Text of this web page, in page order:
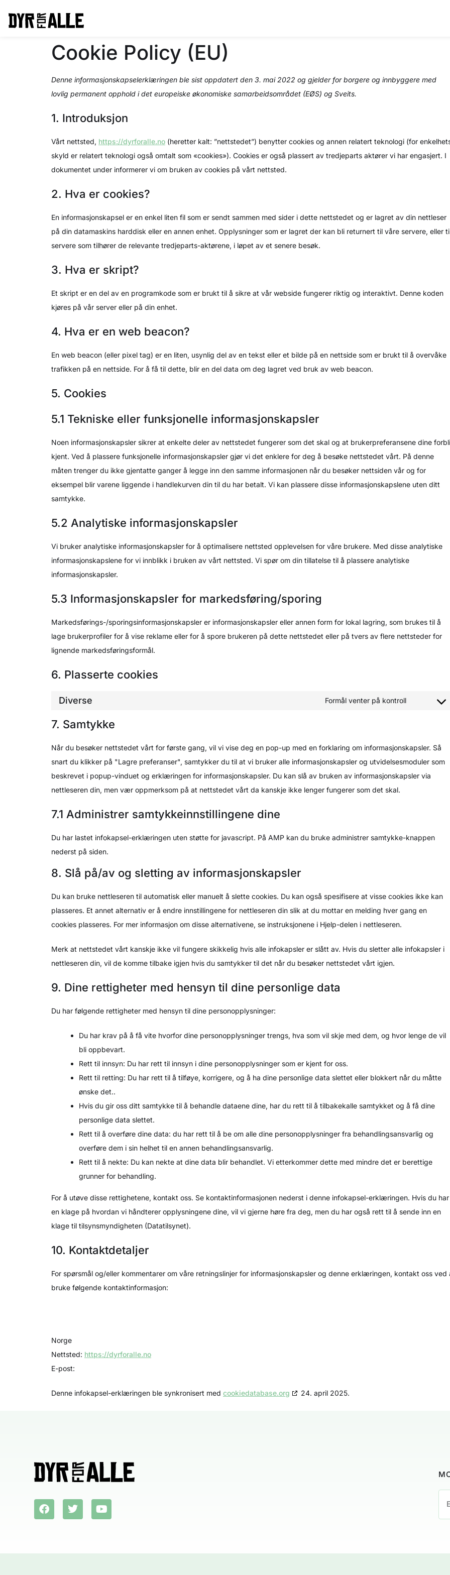
Cookie Policy (EU)
Denne informasjonskapselerklæringen ble sist oppdatert den 3. mai 2022 og gjelder for borgere og innbyggere med
lovlig permanent opphold i det europeiske økonomiske samarbeidsområdet (EØS) og Sveits.
1. Introduksjon
Vårt nettsted, https://dyrforalle.no (heretter kalt: ”nettstedet”) benytter cookies og annen relatert teknologi (for
skyld er relatert teknologi også omtalt som «cookies»). Cookies er også plassert av tredjeparts aktører vi har engasjert. I
dokumentet under informerer vi om bruken av cookies på vårt nettsted.
2. Hva er cookies?
En informasjonskapsel er en enkel liten fil som er sendt sammen med sider i dette nettstedet og er lagret av din nettleser
på din datamaskins harddisk eller en annen enhet. Opplysninger som er lagret der kan bli returnert til våre servere, eller
servere som tilhører de relevante tredjeparts-aktørene, i løpet av et senere besøk.
3. Hva er skript?
Et skript er en del av en programkode som er brukt til å sikre at vår webside fungerer riktig og interaktivt. Denne koden
kjøres på vår server eller på din enhet.
4. Hva er en web beacon?
En web beacon (eller pixel tag) er en liten, usynlig del av en tekst eller et bilde på en nettside som er brukt til å overvåke
trafikken på en nettside. For å få til dette, blir en del data om deg lagret ved bruk av web beacon.
5. Cookies
5.1 Tekniske eller funksjonelle informasjonskapsler
Noen informasjonskapsler sikrer at enkelte deler av nettstedet fungerer som det skal og at brukerpreferansene dine
kjent. Ved å plassere funksjonelle informasjonskapsler gjør vi det enklere for deg å besøke nettstedet vårt. På denne
måten trenger du ikke gjentatte ganger å legge inn den samme informasjonen når du besøker nettsiden vår og for
eksempel blir varene liggende i handlekurven din til du har betalt. Vi kan plassere disse informasjonskapslene uten ditt
samtykke.
5.2 Analytiske informasjonskapsler
Vi bruker analytiske informasjonskapsler for å optimalisere nettsted opplevelsen for våre brukere. Med disse analytiske
informasjonskapslene for vi innblikk i bruken av vårt nettsted. Vi spør om din tillatelse til å plassere analytiske
informasjonskapsler.
5.3 Informasjonskapsler for markedsføring/sporing
Markedsførings-/sporingsinformasjonskapsler er informasjonskapsler eller annen form for lokal lagring, som brukes til å
lage brukerprofiler for å vise reklame eller for å spore brukeren på dette nettstedet eller på tvers av flere nettsteder for
lignende markedsføringsformål.
6. Plasserte cookies
Diverse Formål venter på kontroll
7. Samtykke
Når du besøker nettstedet vårt for første gang, vil vi vise deg en pop-up med en forklaring om informasjonskapsler. Så
snart du klikker på "Lagre preferanser", samtykker du til at vi bruker alle informasjonskapsler og utvidelsesmoduler som
beskrevet i popup-vinduet og erklæringen for informasjonskapsler. Du kan slå av bruken av informasjonskapsler via
nettleseren din, men vær oppmerksom på at nettstedet vårt da kanskje ikke lenger fungerer som det skal.
7.1 Administrer samtykkeinnstillingene dine
Du har lastet infokapsel-erklæringen uten støtte for javascript. På AMP kan du bruke administrer samtykke-knappen
nederst på siden.
8. Slå på/av og sletting av informasjonskapsler
Du kan bruke nettleseren til automatisk eller manuelt å slette cookies. Du kan også spesifisere at visse cookies ikke kan
plasseres. Et annet alternativ er å endre innstillingene for nettleseren din slik at du mottar en melding hver gang en
cookies plasseres. For mer informasjon om disse alternativene, se instruksjonene i Hjelp-delen i nettleseren.
Merk at nettstedet vårt kanskje ikke vil fungere skikkelig hvis alle infokapsler er slått av. Hvis du sletter alle infokapsler i
nettleseren din, vil de komme tilbake igjen hvis du samtykker til det når du besøker nettstedet vårt igjen.
9. Dine rettigheter med hensyn til dine personlige data
Du har følgende rettigheter med hensyn til dine personopplysninger:
Du har krav på å få vite hvorfor dine personopplysninger trengs, hva som vil skje med dem, og hvor lenge de vil
bli oppbevart.
Rett til innsyn: Du har rett til innsyn i dine personopplysninger som er kjent for oss.
Rett til retting: Du har rett til å tilføye, korrigere, og å ha dine personlige data slettet eller blokkert når du måtte
ønske det..
Hvis du gir oss ditt samtykke til å behandle dataene dine, har du rett til å tilbakekalle samtykket og å få dine
personlige data slettet.
Rett til å overføre dine data: du har rett til å be om alle dine personopplysninger fra behandlingsansvarlig og
overføre dem i sin helhet til en annen behandlingsansvarlig.
Rett til å nekte: Du kan nekte at dine data blir behandlet. Vi etterkommer dette med mindre det er berettige
grunner for behandling.
For å utøve disse rettighetene, kontakt oss. Se kontaktinformasjonen nederst i denne infokapsel-erklæringen. Hvis du har
en klage på hvordan vi håndterer opplysningene dine, vil vi gjerne høre fra deg, men du har også rett til å sende inn en
klage til tilsynsmyndigheten (Datatilsynet).
10. Kontaktdetaljer
For spørsmål og/eller kommentarer om våre retningslinjer for informasjonskapsler og denne erklæringen, kontakt oss ved
bruke følgende kontaktinformasjon:
Norge
Nettsted: https://dyrforalle.no
E-post:
Denne infokapsel-erklæringen ble synkronisert med cookiedatabase.org 24. april 2025.